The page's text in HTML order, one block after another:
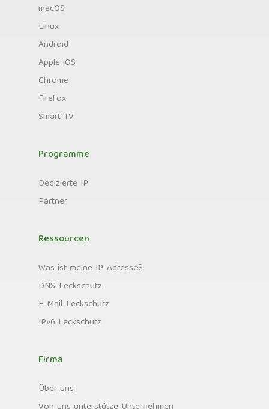
macOS
Linux
Android
Apple iOS
Chrome
Firefox
Smart TV
Programme
Dedizierte IP
Partner
Ressourcen
Was ist meine IP-Adresse?
DNS-Leckschutz
E-Mail-Leckschutz
IPv6 Leckschutz
Firma
Über uns